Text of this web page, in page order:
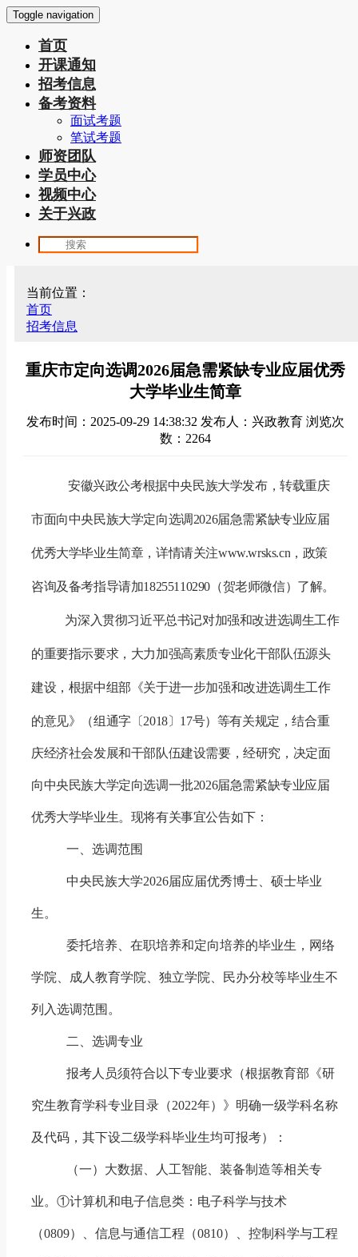
Toggle navigation
首页
开课通知
招考信息
备考资料
面试考题
笔试考题
师资团队
学员中心
视频中心
关于兴政
当前位置：
首页
招考信息
重庆市定向选调2026届急需紧缺专业应届优秀
大学毕业生简章
发布时间：2025-09-29 14:38:32 发布人：兴政教育 浏览次
数：2264
安徽兴政公考根据中央民族大学发布，转载重庆
市面向中央民族大学定向选调2026届急需紧缺专业应届
优秀大学毕业生简章 ，详情请关注www.wrsks.cn ，政策
咨询及备考指导请加18255110290 （贺老师微信）了解。
为深入贯彻习近平总书记对加强和改进选调生工作
的重要指示要求，大力加强高素质专业化干部队伍源头
建设，根据中组部《关于进一步加强和改进选调生工作
的意见》（组通字〔2018〕 17号）等有关规定，结合重
庆经济社会发展和干部队伍建设需要，经研究，决定面
向中央民族大学定向选调一批2026届急需紧缺专业应届
优秀大学毕业生。现将有关事宜公告如下：
一、选调范围
中央民族大学2026届应届优秀博士、硕士毕业
生。
委托培养、在职培养和定向培养的毕业生，网络
学院、成人教育学院、独立学院、民办分校等毕业生不
列入选调范围。
二、选调专业
报考人员须符合以下专业要求（根据教育部《研
究生教育学科专业目录（2022年）》明确一级学科名称
及代码，其下设二级学科毕业生均可报考）：
（一）大数据、人工智能、装备制造等相关专
业。 ①计算机和电子信息类：电子科学与技术
（0809）、信息与通信工程（0810）、控制科学与工程